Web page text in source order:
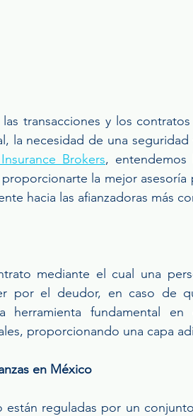
transacciones y los
la necesidad de una
Brokers,
la mejor asesoría
hacia las afianzadoras más
mediante el cual una
por el deudor, en caso de
herramienta fundamental
proporcionando una capa
en México
están reguladas por un